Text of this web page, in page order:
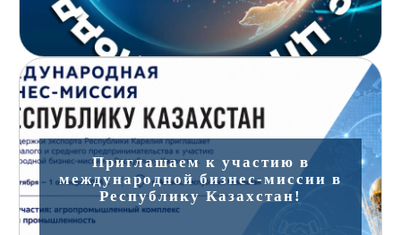
Приглашаем к участию в
международной бизнес-миссии в
Республику Казахстан!